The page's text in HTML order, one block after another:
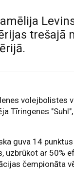
trešajā
volejbolistes
Tīringenes
guva 14
uzbrūkot ar 50%
čempionāta